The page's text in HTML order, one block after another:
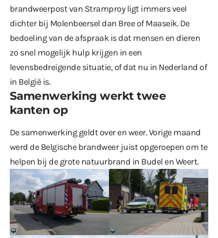
brandweerpost van Stramproy ligt immers veel
dichter bij Molenbeersel dan Bree of Maaseik. De
bedoeling van de afspraak is dat mensen en dieren
zo snel mogelijk hulp krijgen in een
levensbedreigende situatie, of dat nu in Nederland of
in België is.
Samenwerking werkt twee
kanten op
De samenwerking geldt over en weer. Vorige maand
werd de Belgische brandweer juist opgeroepen om te
helpen bij degrote natuurbrand in Budel en Weert.